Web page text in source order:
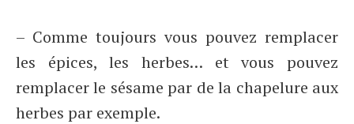
– Comme toujours vous pouvez remplacer
les épices, les herbes… et vous pouvez
remplacer le sésame par de la chapelure aux
herbes par exemple.